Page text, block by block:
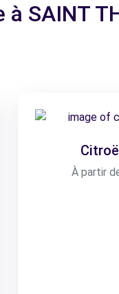
SAINT
À partir